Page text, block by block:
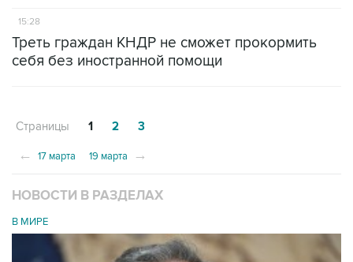
15:28
Треть граждан КНДР не сможет прокормить
себя без иностранной помощи
Страницы 1 2 3
← 17 марта 19 марта →
НОВОСТИ В РАЗДЕЛАХ
В МИРЕ